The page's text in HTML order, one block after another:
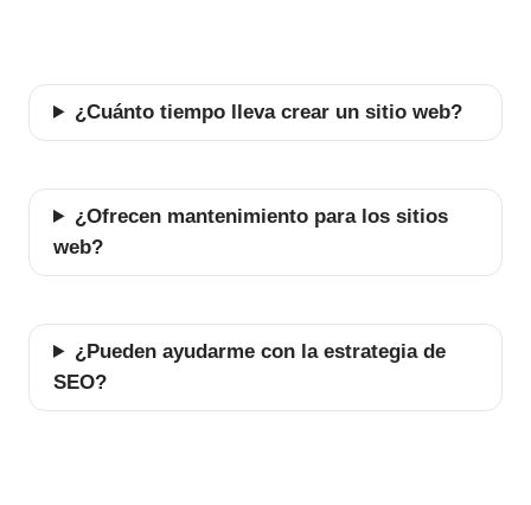
¿Cuánto tiempo lleva crear un sitio web?
¿Ofrecen mantenimiento para los sitios
web?
¿Pueden ayudarme con la estrategia de
SEO?